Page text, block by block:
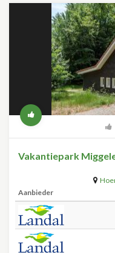
Vakantiepark
Aanbieder